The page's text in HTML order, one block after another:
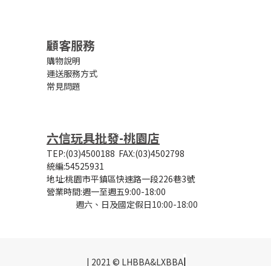
顧客服務
購物說明
運送服務方式
常見問題
六信玩具批發-桃園店
TEP:(03)4500188 FAX:(03)4502798
統編:54525931
地址:桃園市平鎮區快速路一段226巷3號
營業時間:週一至週五9:00-18:00
週六、日及國定假日10:00-18:00
| 2021 © LHBBA&LXBBA|